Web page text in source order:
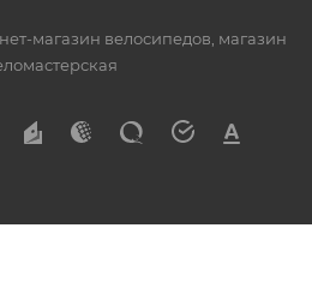
магазин велосипедов, магазин